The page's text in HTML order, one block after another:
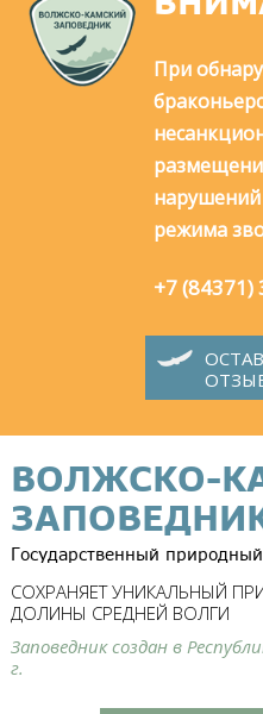
При
режима
+7 (84371)
ВОЛЖСКО-
Государственный
СОХРАНЯЕТ УНИКАЛЬНЫЙ
ДОЛИНЫ СРЕДНЕЙ ВОЛГИ
Заповедник создан в
г.